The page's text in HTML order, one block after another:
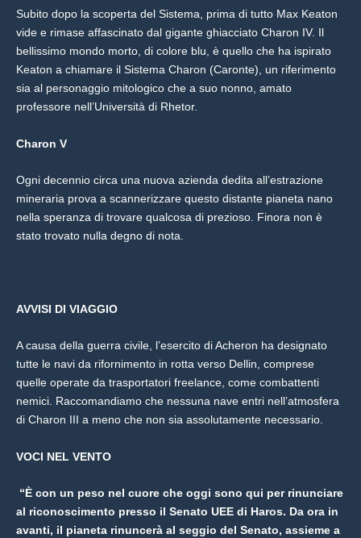
Subito dopo la scoperta del Sistema, prima di tutto Max Keaton
vide e rimase affascinato dal gigante ghiacciato Charon IV. Il
bellissimo mondo morto, di colore blu, è quello che ha ispirato
Keaton a chiamare il Sistema Charon (Caronte), un riferimento
sia al personaggio mitologico che a suo nonno, amato
professore nell’Università di Rhetor.
Charon V
Ogni decennio circa una nuova azienda dedita all’estrazione
mineraria prova a scannerizzare questo distante pianeta nano
nella speranza di trovare qualcosa di prezioso. Finora non è
stato trovato nulla degno di nota.
AVVISI DI VIAGGIO
A causa della guerra civile, l’esercito di Acheron ha designato
tutte le navi da rifornimento in rotta verso Dellin, comprese
quelle operate da trasportatori freelance, come combattenti
nemici. Raccomandiamo che nessuna nave entri nell’atmosfera
di Charon III a meno che non sia assolutamente necessario.
VOCI NEL VENTO
“È con un peso nel cuore che oggi sono qui per rinunciare
al riconoscimento presso il Senato UEE di Haros. Da ora in
avanti, il pianeta rinuncerà al seggio del Senato, assieme a